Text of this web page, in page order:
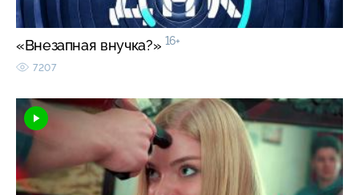
«Внезапная внучка?» 16+
7207